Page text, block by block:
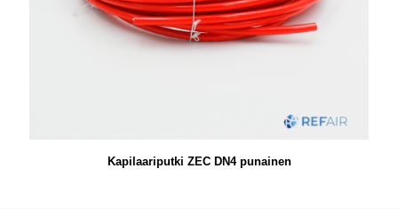
Kapilaariputki ZEC DN4 punainen